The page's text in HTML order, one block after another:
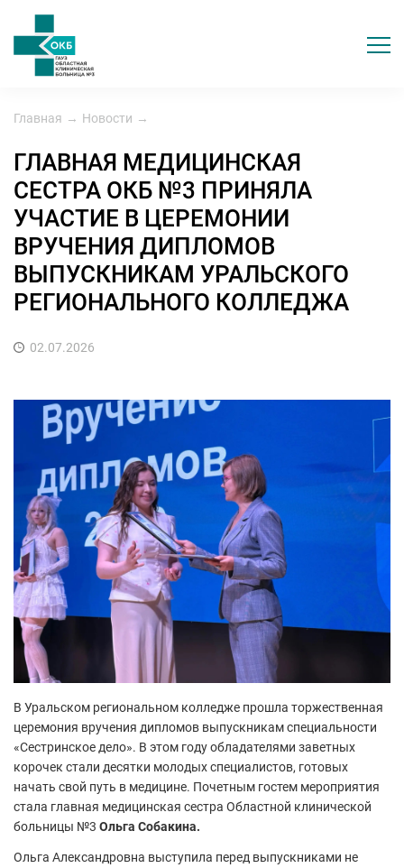
Главная → Новости →
ГЛАВНАЯ МЕДИЦИНСКАЯ
СЕСТРА ОКБ №3 ПРИНЯЛА
УЧАСТИЕ В ЦЕРЕМОНИИ
ВРУЧЕНИЯ ДИПЛОМОВ
ВЫПУСКНИКАМ УРАЛЬСКОГО
РЕГИОНАЛЬНОГО КОЛЛЕДЖА
02.07.2026
В Уральском региональном колледже прошла торжественная
церемония вручения дипломов выпускникам специальности
«Сестринское дело». В этом году обладателями заветных
корочек стали десятки молодых специалистов, готовых
начать свой путь в медицине. Почетным гостем мероприятия
стала главная медицинская сестра Областной клинической
больницы №3 Ольга Собакина.
Ольга Александровна выступила перед выпускниками не